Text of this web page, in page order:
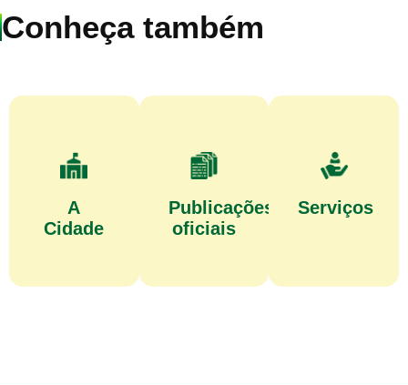
Conheça também
A
Cidade
Publicações
oficiais
Serviços